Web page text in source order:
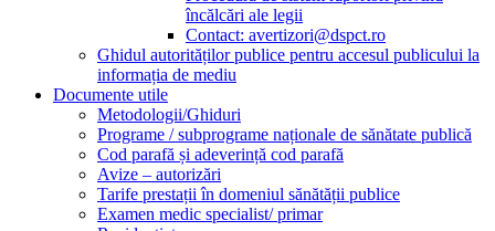
încălcări ale legii
Contact: avertizori@dspct.ro
Ghidul autorităților publice pentru accesul publicului la
informația de mediu
Documente utile
Metodologii/Ghiduri
Programe / subprograme naționale de sănătate publică
Cod parafă și adeverință cod parafă
Avize – autorizări
Tarife prestații în domeniul sănătății publice
Examen medic specialist/ primar